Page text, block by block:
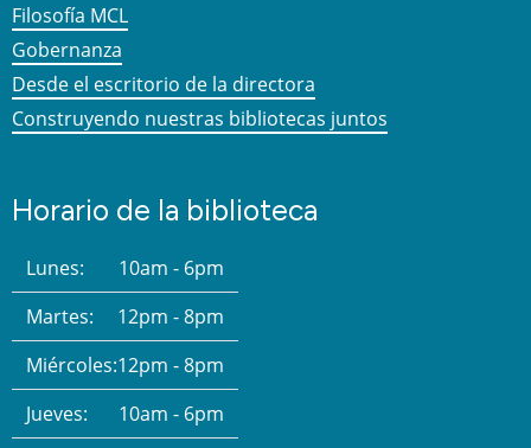
Filosofía MCL
Gobernanza
Desde el escritorio de la directora
Construyendo nuestras bibliotecas juntos
Horario de la biblioteca
Lunes:
10am - 6pm
Martes:
12pm - 8pm
Miércoles:12pm - 8pm
Jueves:
10am - 6pm